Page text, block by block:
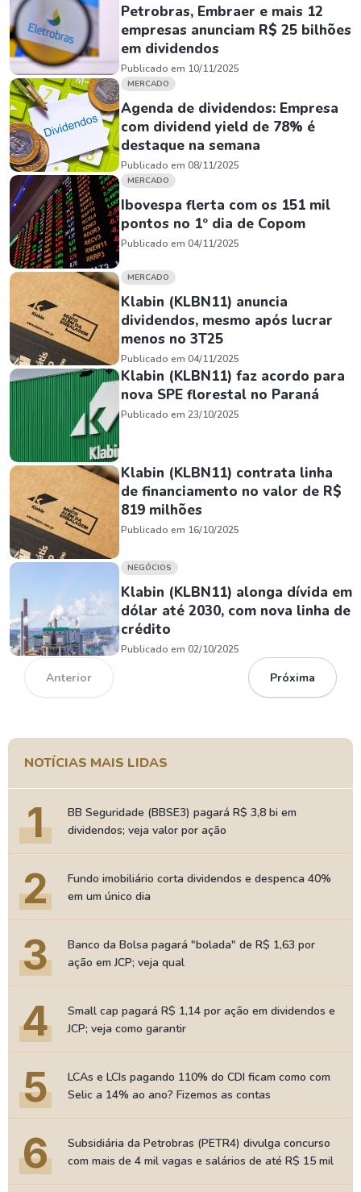
Petrobras, Embraer e mais 12
empresas anunciam R$ 25 bilhões
em dividendos
Publicado em 10/11/2025
MERCADO
Agenda de dividendos: Empresa
com dividend yield de 78% é
destaque na semana
Publicado em 08/11/2025
MERCADO
Ibovespa flerta com os 151 mil
pontos no 1º dia de Copom
Publicado em 04/11/2025
MERCADO
Klabin (KLBN11) anuncia
dividendos, mesmo após lucrar
menos no 3T25
Publicado em 04/11/2025
Klabin (KLBN11) faz acordo para
nova SPE florestal no Paraná
Publicado em 23/10/2025
Klabin (KLBN11) contrata linha
de financiamento no valor de R$
819 milhões
Publicado em 16/10/2025
NEGÓCIOS
Klabin (KLBN11) alonga dívida em
dólar até 2030, com nova linha de
crédito
Publicado em 02/10/2025
Anterior Próxima
NOTÍCIAS MAIS LIDAS
1
BB Seguridade (BBSE3) pagará R$ 3,8 bi em
dividendos; veja valor por ação
2
Fundo imobiliário corta dividendos e despenca 40%
em um único dia
3
Banco da Bolsa pagará "bolada" de R$ 1,63 por
ação em JCP; veja qual
4
Small cap pagará R$ 1,14 por ação em dividendos e
JCP; veja como garantir
5
LCAs e LCIs pagando 110% do CDI ficam como com
Selic a 14% ao ano? Fizemos as contas
6
Subsidiária da Petrobras (PETR4) divulga concurso
com mais de 4 mil vagas e salários de até R$ 15 mil